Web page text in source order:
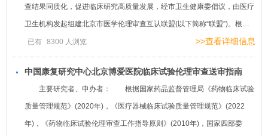
查结果同质化，促进临床研究高质量发展，经市卫生健康委倡议，由医疗
卫生机构发起组建北京市医学伦理审查互认联盟(以下简称“联盟”)。根…
>>查看详细信息
已有 8300 人浏览
中国康复研究中心北京博爱医院临床试验伦理审查送审指南
主要研究者、申办者： 根据国家药品监督管理局《药物临床试验
质量管理规范》(2020年)，《医疗器械临床试验质量管理规范》(2022
年)，《药物临床试验伦理审查工作指导原则》(2010年)，国家四部委